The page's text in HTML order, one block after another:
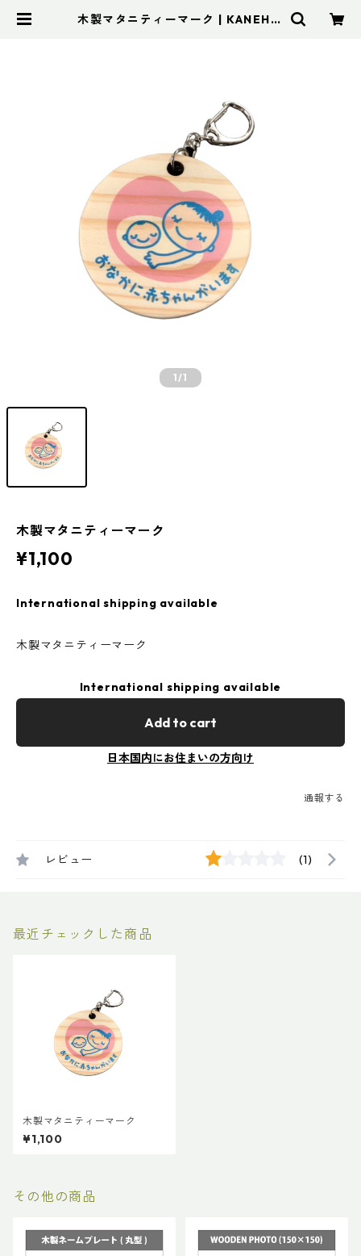
木製マタニティーマーク | KANEHIS
1/1
木製マタニティーマーク
¥1,100
International shipping available
木製マタニティーマーク
International shipping available
Add to cart
日本国内にお住まいの方向け
通報する
レビュー (1)
最近チェックした商品
木製マタニティーマーク
¥1,100
その他の商品